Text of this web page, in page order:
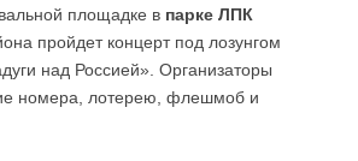
площадке в парке ЛПК
пройдет концерт под лозунгом
над Россией». Организаторы
номера, лотерею, флешмоб и